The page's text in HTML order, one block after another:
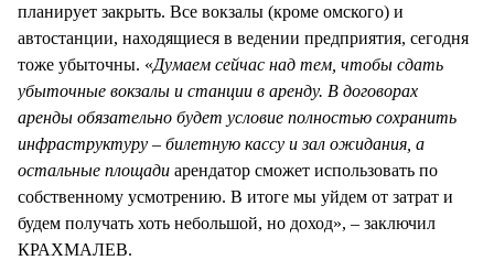
планирует закрыть. Все вокзалы (кроме омского) и
автостанции, находящиеся в ведении предприятия, сегодня
тоже убыточны. «Думаем сейчас над тем, чтобы сдать
убыточные вокзалы и станции в аренду. В договорах
аренды обязательно будет условие полностью сохранить
инфраструктуру – билетную кассу и зал ожидания, а
остальные площади арендатор сможет использовать по
собственному усмотрению. В итоге мы уйдем от затрат и
будем получать хоть небольшой, но доход», – заключил
КРАХМАЛЕВ.